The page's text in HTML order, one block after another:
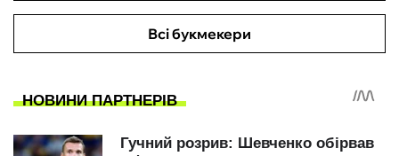
Всі букмекери